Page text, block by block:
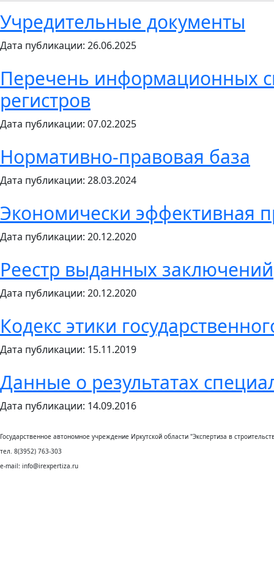
Учредительные документы
Дата публикации: 26.06.2025
Перечень информационных
регистров
Дата публикации: 07.02.2025
Нормативно-правовая база
Дата публикации: 28.03.2024
Экономически эффективная
Дата публикации: 20.12.2020
Реестр выданных заключений
Дата публикации: 20.12.2020
Кодекс этики
Дата публикации: 15.11.2019
Данные о результатах
Дата публикации: 14.09.2016
Государственное автономное учреждение Иркутской области "Экспертиза в
тел. 8(3952) 763-303
e-mail: info@irexpertiza.ru